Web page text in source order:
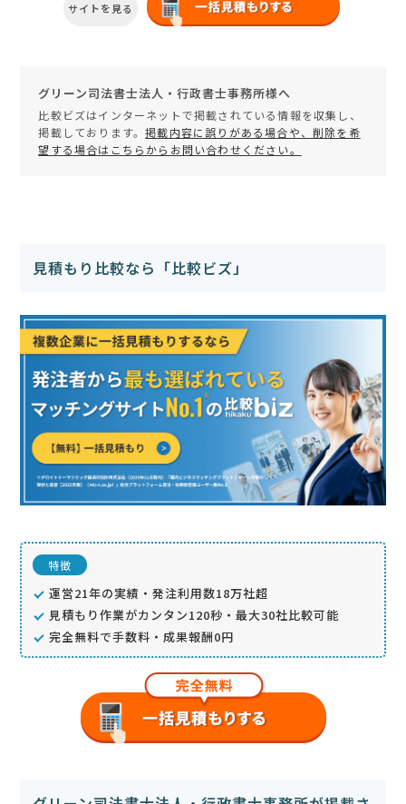
サイトを見る
グリーン司法書士法人・行政書士事務所様へ
比較ビズはインターネットで掲載されている情報を収集し、
掲載しております。掲載内容に誤りがある場合や、削除を希
望する場合はこちらからお問い合わせください。
見積もり比較なら「比較ビズ」
特徴
運営21年の実績・発注利用数18万社超
見積もり作業がカンタン120秒・最大30社比較可能
完全無料で手数料・成果報酬0円